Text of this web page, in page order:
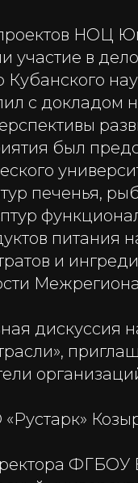
НОЦ
участие в
Кубанского
с докладом
был
печенья,
питания
и
дискуссия
ФГБОУ